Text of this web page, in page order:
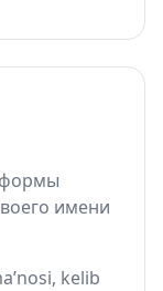
имени
kelib